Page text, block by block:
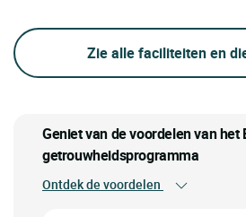
Zie alle faciliteiten en
Geniet van de voordelen van het
getrouwheidsprogramma
Ontdek de voordelen